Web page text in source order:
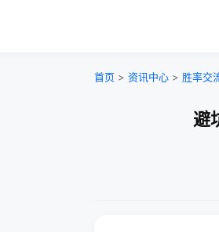
首页 > 资讯中心 > 胜率交
避